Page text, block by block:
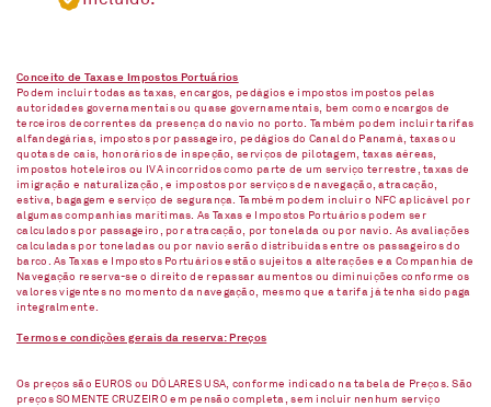
Conceito de Taxas e Impostos Portuários
Podem incluir todas as taxas, encargos, pedágios e impostos impostos pelas
autoridades governamentais ou quase governamentais, bem como encargos de
terceiros decorrentes da presença do navio no porto. Também podem incluir tarifas
alfandegárias, impostos por passageiro, pedágios do Canal do Panamá, taxas ou
quotas de cais, honorários de inspeção, serviços de pilotagem, taxas aéreas,
impostos hoteleiros ou IVA incorridos como parte de um serviço terrestre, taxas de
imigração e naturalização, e impostos por serviços de navegação, atracação,
estiva, bagagem e serviço de segurança. Também podem incluir o NFC aplicável por
algumas companhias marítimas. As Taxas e Impostos Portuários podem ser
calculados por passageiro, por atracação, por tonelada ou por navio. As avaliações
calculadas por toneladas ou por navio serão distribuídas entre os passageiros do
barco. As Taxas e Impostos Portuários estão sujeitos a alterações e a Companhia de
Navegação reserva-se o direito de repassar aumentos ou diminuições conforme os
valores vigentes no momento da navegação, mesmo que a tarifa já tenha sido paga
integralmente.
Termos e condições gerais da reserva: Preços
Os preços são EUROS ou DÓLARES USA, conforme indicado na tabela de Preços. São
preços SOMENTE CRUZEIRO em pensão completa, sem incluir nenhum serviço